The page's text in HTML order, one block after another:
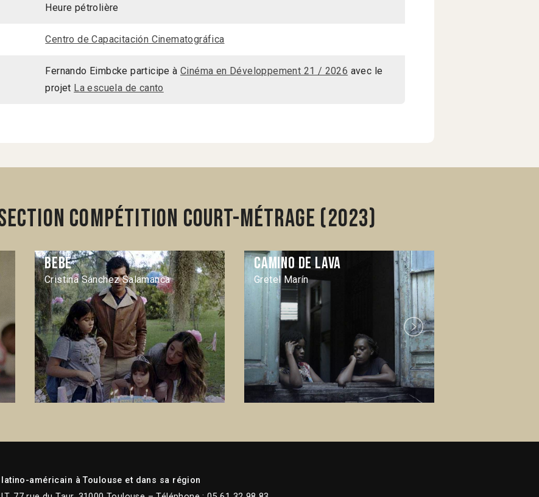
Heure pétrolière
Centro de Capacitación Cinematográfica
Fernando Eimbcke participe à Cinéma en Développement 21 / 2026 avec le
projet La escuela de canto
Compétition Court-métrage (2023)
Bebé
Cristina Sánchez Salamanca
Camino de lava
Gretel Marín
Next
américain à Toulouse et dans sa région